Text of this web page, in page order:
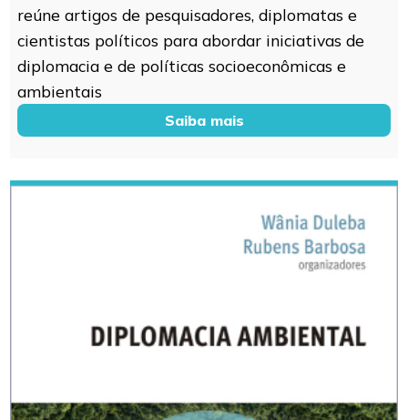
reúne artigos de pesquisadores, diplomatas e
cientistas políticos para abordar iniciativas de
diplomacia e de políticas socioeconômicas e
ambientais
Saiba mais